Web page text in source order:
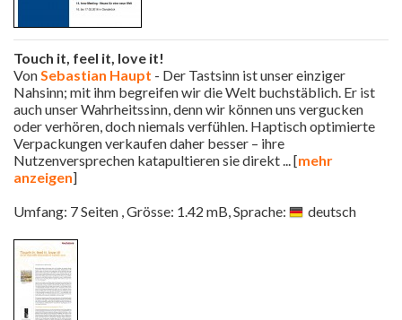
Touch it, feel it, love it!
VonSebastian Haupt - Der Tastsinn ist unser einziger
Nahsinn; mit ihm begreifen wir die Welt buchstäblich. Er ist
auch unser Wahrheitssinn, denn wir können uns vergucken
oder verhören, doch niemals verfühlen. Haptisch optimierte
Verpackungen verkaufen daher besser – ihre
Nutzenversprechen katapultieren sie direkt... [mehr
anzeigen]
Umfang: 7 Seiten , Grösse: 1.42 mB, Sprache:
deutsch